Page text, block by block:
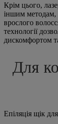
Крім цього,
іншим методам,
врослого
технології
дискомфортом
Для
Епіляція щік